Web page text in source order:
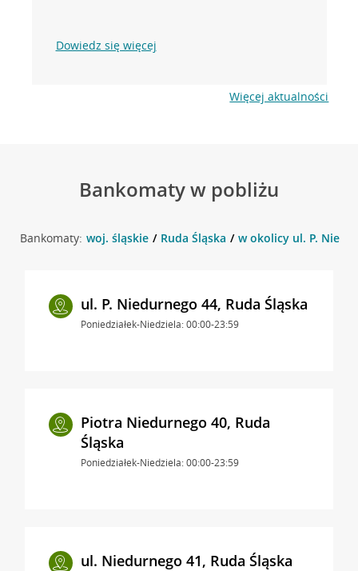
Dowiedz się więcej
Więcej aktualności
Bankomaty w pobliżu
Bankomaty: woj. śląskie Ruda Śląska w okolicy ul. P.
ul. P. Niedurnego 44, Ruda Śląska
Poniedziałek-Niedziela: 00:00-23:59
Piotra Niedurnego 40, Ruda
Śląska
Poniedziałek-Niedziela: 00:00-23:59
ul. Niedurnego 41, Ruda Śląska